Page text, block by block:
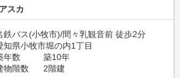
スカ
鉄バス(小牧市)/間々乳観音前 徒歩2分
知県小牧市堀の内1丁目
年数
築10年
物階数
2階建